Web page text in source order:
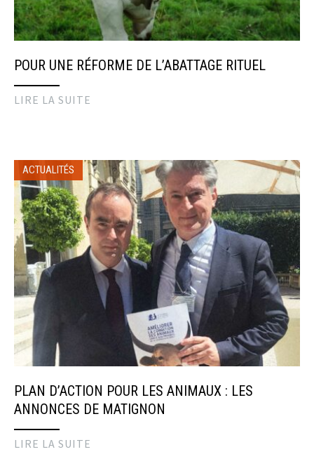
POUR UNE RÉFORME DE L’ABATTAGE RITUEL
LIRE LA SUITE
ACTUALITÉS
PLAN D’ACTION POUR LES ANIMAUX : LES
ANNONCES DE MATIGNON
LIRE LA SUITE